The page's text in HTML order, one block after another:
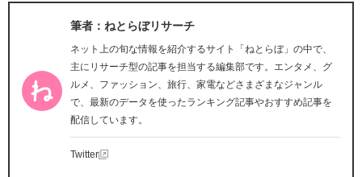
筆者：ねとらぼリサーチ
ネット上の旬な情報を紹介するサイト「ねとらぼ」の中で、
主にリサーチ型の記事を担当する編集部です。エンタメ、グ
ルメ、ファッション、旅行、家電などさまざまなジャンル
で、最新のデータを使ったランキング記事やおすすめ記事を
配信しています。
Twitter